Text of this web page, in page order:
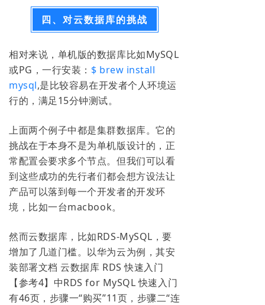
四、对云数据库的挑战
相对来说，单机版的数据库比如MySQL
或PG ，一行安装： $ brew install
mysql,是比较容易在开发者个人环境运
行的，满足15分钟测试。
上面两个例子中都是集群数据库。它的
挑战在于本身不是为单机版设计的，正
常配置会要求多个节点。但我们可以看
到这些成功的先行者们都会想方设法让
产品可以落到每一个开发者的开发环
境，比如一台macbook。
然而云数据库，比如RDS-MySQL，要
增加了几道门槛。以华为云为例，其安
装部署文档 云数据库 RDS 快速入门
【参考4】中RDS for MySQL 快速入门
有46页，步骤一“购买”11页，步骤二“连